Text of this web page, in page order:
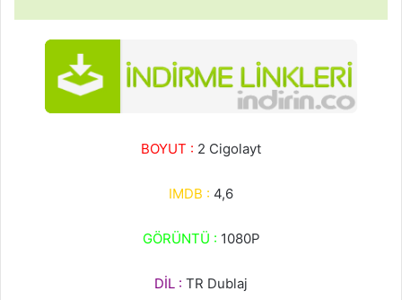
BOYUT : 2 Cigolayt
IMDB : 4,6
GÖRÜNTÜ : 1080P
DİL : TR Dublaj